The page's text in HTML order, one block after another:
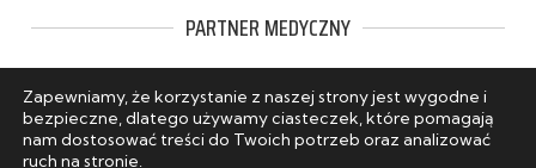
PARTNER MEDYCZNY
Zapewniamy, że korzystanie z naszej strony jest wygodne i
bezpieczne, dlatego używamy ciasteczek, które pomagają
nam dostosować treści do Twoich potrzeb oraz analizować
ruch na stronie.